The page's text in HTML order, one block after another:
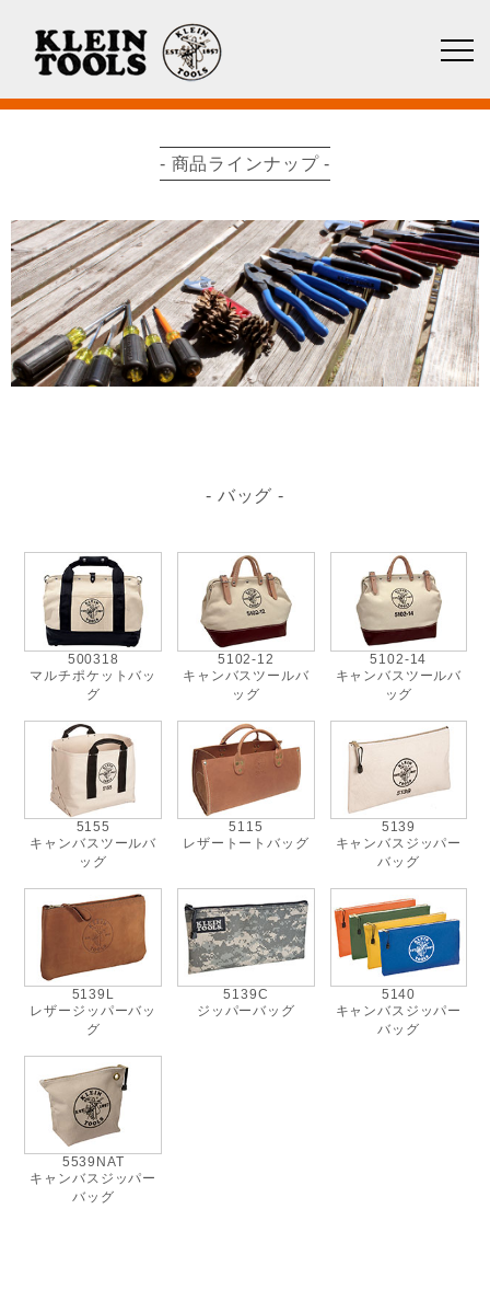
- 商品ラインナップ -
- バッグ -
500318
マルチポケットバッ
グ
5102-12
キャンバスツールバ
ッグ
5102-14
キャンバスツールバ
ッグ
5155
キャンバスツールバ
ッグ
5115
レザートートバッグ
5139
キャンバスジッパー
バッグ
5139L
レザージッパーバッ
グ
5139C
ジッパーバッグ
5140
キャンバスジッパー
バッグ
5539NAT
キャンバスジッパー
バッグ